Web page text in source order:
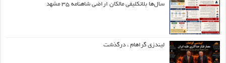
سال‌ها بلاتکلیفی مالکان اراضی شاهنامه ۳۵ مشهد
لیندزی گراهام ، درگذشت